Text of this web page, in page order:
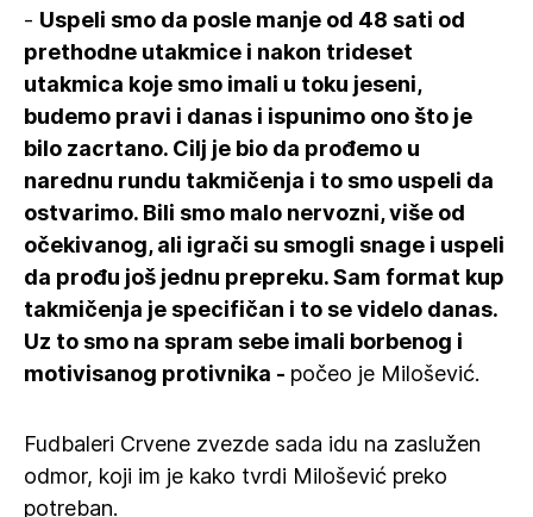
- Uspeli smo da posle manje od 48 sati od
prethodne utakmice i nakon trideset
utakmica koje smo imali u toku jeseni,
budemo pravi i danas i ispunimo ono što je
bilo zacrtano. Cilj je bio da prođemo u
narednu rundu takmičenja i to smo uspeli da
ostvarimo. Bili smo malo nervozni, više od
očekivanog, ali igrači su smogli snage i uspeli
da prođu još jednu prepreku. Sam format kup
takmičenja je specifičan i to se videlo danas.
Uz to smo na spram sebe imali borbenog i
motivisanog protivnika - počeo je Milošević.
Fudbaleri Crvene zvezde sada idu na zaslužen
odmor, koji im je kako tvrdi Milošević preko
potreban.